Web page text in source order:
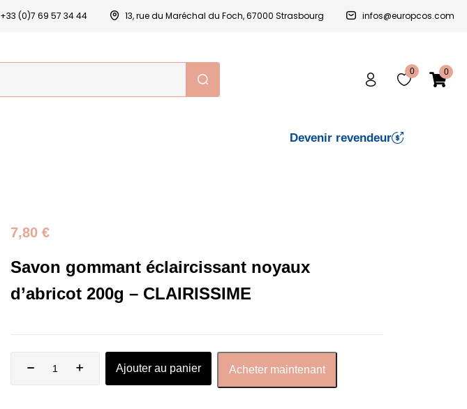
+33 (0)7 69 57 34 44 13, rue du Maréchal du Foch, 67000 Strasbourg infos@europcos.com
0 0
Devenir revendeur
7,80 €
Savon gommant éclaircissant noyaux
d’abricot 200g – CLAIRISSIME
Ajouter au panier Acheter maintenant